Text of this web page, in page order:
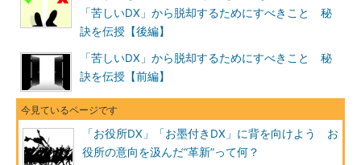
「苦しいDX」から脱却するためにすべきこと 秘
訣を伝授【後編】
「苦しいDX」から脱却するためにすべきこと 秘
訣を伝授【前編】
「お役所DX」「お墨付きDX」に背を向けよう お
役所の意向を汲んだ“革新”って何？